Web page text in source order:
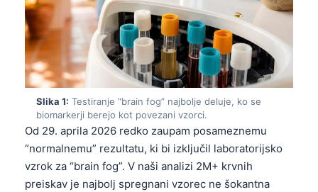
Slika 1: Testiranje “brain fog” najbolje deluje, ko se
biomarkerji berejo kot povezani vzorci.
Od 29. aprila 2026 redko zaupam posameznemu
“normalnemu” rezultatu, ki bi izključil laboratorijsko
vzrok za “brain fog”. V naši analizi 2M+ krvnih
preiskav je najbolj spregnani vzorec ne šokantna